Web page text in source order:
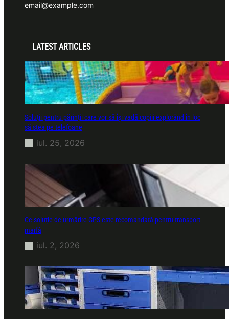
email@example.com
LATEST ARTICLES
Soluții pentru părinții care vor să își vadă copiii explorând în loc
să stea pe telefoane
iul. 25, 2026
Ce soluție de urmărire GPS este recomandată pentru transport
marfă
iul. 2, 2026